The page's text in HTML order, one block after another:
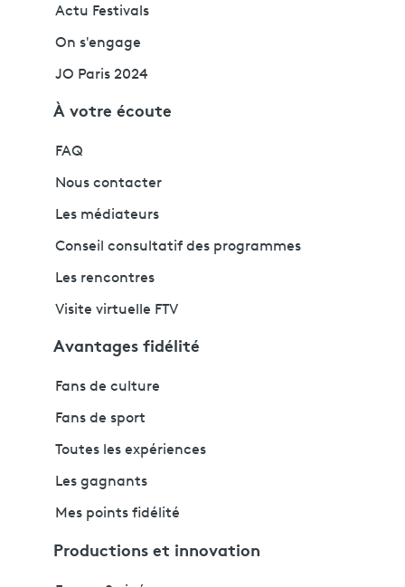
Actu Festivals
On s'engage
JO Paris 2024
À votre écoute
FAQ
Nous contacter
Les médiateurs
Conseil consultatif des programmes
Les rencontres
Visite virtuelle FTV
Avantages fidélité
Fans de culture
Fans de sport
Toutes les expériences
Les gagnants
Mes points fidélité
Productions et innovation